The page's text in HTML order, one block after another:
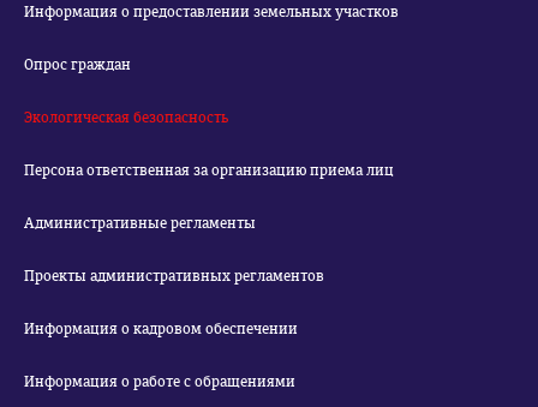
Информация о предоставлении земельных участков
Опрос граждан
Экологическая безопасность
Персона ответственная за организацию приема лиц
Административные регламенты
Проекты административных регламентов
Информация о кадровом обеспечении
Информация о работе с обращениями